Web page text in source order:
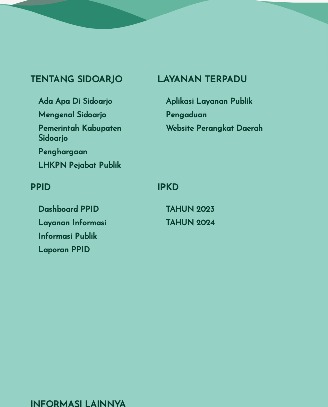
TENTANG SIDOARJO
Ada Apa Di Sidoarjo
Mengenal Sidoarjo
Pemerintah Kabupaten
Sidoarjo
Penghargaan
LHKPN Pejabat Publik
LAYANAN TERPADU
Aplikasi Layanan Publik
Pengaduan
Website Perangkat Daerah
PPID
Dashboard PPID
Layanan Informasi
Informasi Publik
Laporan PPID
IPKD
TAHUN 2023
TAHUN 2024